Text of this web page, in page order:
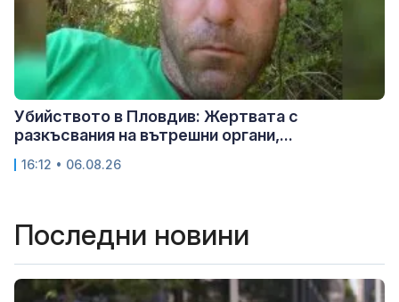
Убийството в Пловдив: Жертвата с
разкъсвания на вътрешни органи,...
16:12 • 06.08.26
Последни новини